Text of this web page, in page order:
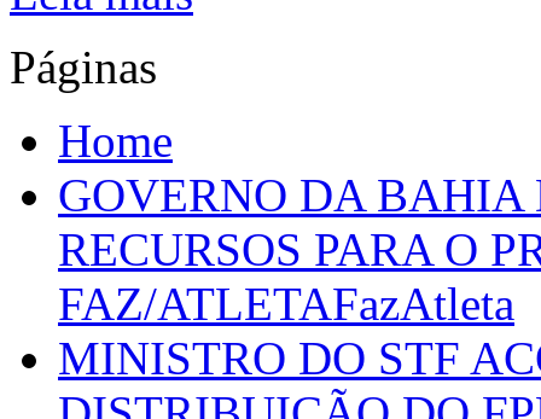
Páginas
Home
GOVERNO DA
RECURSOS PARA O
FAZ/ATLETAFazAtleta
MINISTRO DO STF